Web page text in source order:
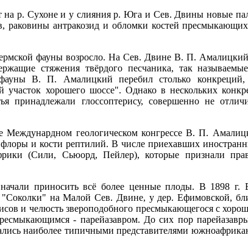
р. Сухоне и у слияния р. Юга и Сев. Двины новые
раковины антракозид и обломки костей
фауны возросло. На Сев. Двине В. П.
стяжения твёрдого песчаника, так
В. П. Амалицкий перебил столько
хорошего шоссе". Однако в нескольких
принадлежали глоссоптерису, совершенно не
Междунардном геологическом конгрессе В. П.
и кости рептилий. В числе приехавших
(Сили, Сьюорд, Пейлер), которые признали
начали приносить всё более ценные плоды. В 1898
на Малой Сев. Двине, у дер. Ефимовской,
и челюсть звероподобного пресмыкающегося с
- парейазавром. До сих пор
наиболее типичными представителями